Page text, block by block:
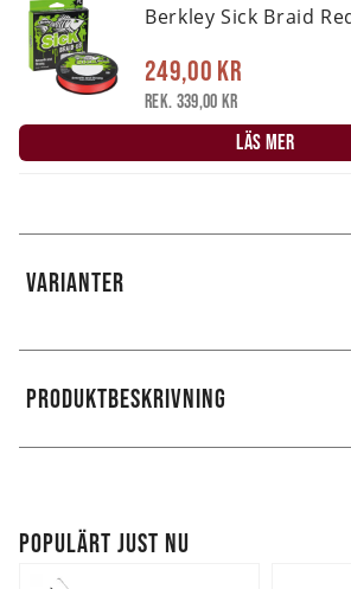
Berkley Sick Braid
249,00 kr
Rek. 339,00 kr
LÄS MER
VARIANTER
PRODUKTBESKRIVNING
POPULÄRT JUST NU